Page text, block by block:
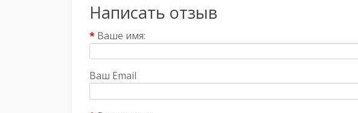
Написать отзыв
Ваше имя:
Ваш Email